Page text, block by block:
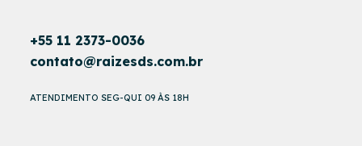
+55 11 2373-0036
contato@raizesds.com.br
ATENDIMENTO SEG-QUI 09 ÀS 18H